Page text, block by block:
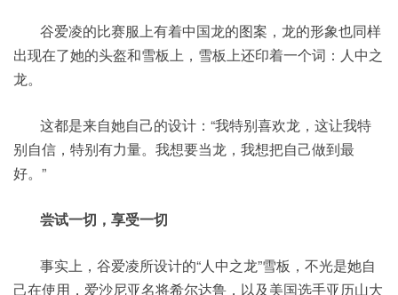
谷爱凌的比赛服上有着中国龙的图案，龙的形象也同样
出现在了她的头盔和雪板上，雪板上还印着一个词：人中之
龙。
这都是来自她自己的设计：“我特别喜欢龙，这让我特
别自信，特别有力量。我想要当龙，我想把自己做到最
好。”
尝试一切，享受一切
事实上，谷爱凌所设计的“人中之龙”雪板，不光是她自
己在使用，爱沙尼亚名将希尔达鲁，以及美国选手亚历山大